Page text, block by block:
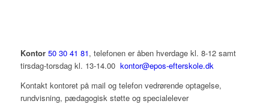
Kontor 50 30 41 81, telefonen er åben hverdage kl. 8-12 samt
tirsdag-torsdag kl. 13-14.00 kontor@epos-efterskole.dk
Kontakt kontoret på mail og telefon vedrørende optagelse,
rundvisning, pædagogisk støtte og specialelever